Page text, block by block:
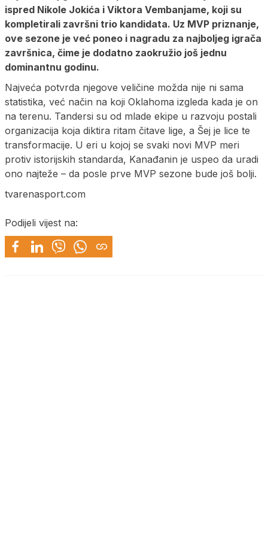
ispred Nikole Jokića i Viktora Vembanjame, koji su
kompletirali završni trio kandidata. Uz MVP priznanje,
ove sezone je već poneo i nagradu za najboljeg igrača
završnica, čime je dodatno zaokružio još jednu
dominantnu godinu.
Najveća potvrda njegove veličine možda nije ni sama
statistika, već način na koji Oklahoma izgleda kada je on
na terenu. Tandersi su od mlade ekipe u razvoju postali
organizacija koja diktira ritam čitave lige, a Šej je lice te
transformacije. U eri u kojoj se svaki novi MVP meri
protiv istorijskih standarda, Kanađanin je uspeo da uradi
ono najteže – da posle prve MVP sezone bude još bolji.
tvarenasport.com
Podijeli vijest na: